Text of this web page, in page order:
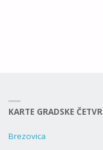
KARTE GRADSKE
Brezovica